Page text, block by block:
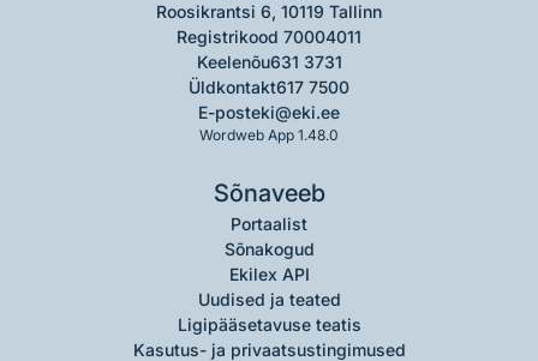
Roosikrantsi 6, 10119 Tallinn
Registrikood 70004011
Keelenõu631 3731
Üldkontakt617 7500
E-posteki@eki.ee
Wordweb App 1.48.0
Sõnaveeb
Portaalist
Sõnakogud
Ekilex API
Uudised ja teated
Ligipääsetavuse teatis
Kasutus- ja privaatsustingimused